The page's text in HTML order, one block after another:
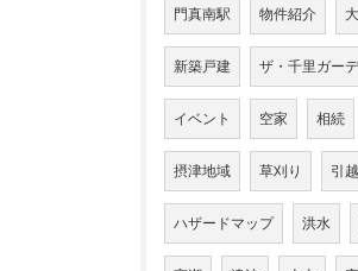
門真南駅 物件紹介
新築戸建 ザ・千里ガー
イベント 空家 相続
摂津地域 草刈り 引
ハザードマップ 洪水